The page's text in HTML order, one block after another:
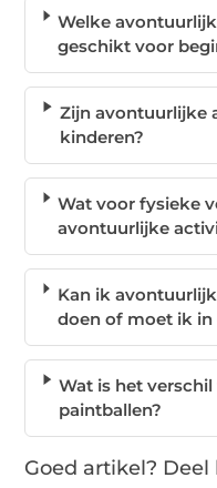
Welke
geschikt voor
Zijn avontuurlijke
kinderen?
Wat voor fysieke
avontuurlijke
Kan ik
doen of moet ik in
Wat is het
paintballen?
Goed artikel?